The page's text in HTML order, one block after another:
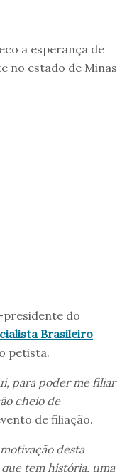
a esperança de
no estado de Minas
presidente do
Brasileiro
petista.
para poder me filiar
cheio de
de filiação.
desta
tem história, uma